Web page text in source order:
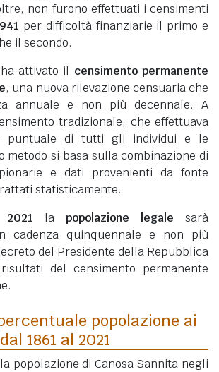
non furono effettuati i censimenti
per difficoltà finanziarie il primo e
il secondo.
attivato il censimento permanente
, una nuova rilevazione censuaria che
annuale e non più decennale. A
tradizionale, che effettuava
puntuale di tutti gli individui e le
metodo si basa sulla combinazione di
e dati provenienti da fonte
statisticamente.
2021 la popolazione legale sarà
cadenza quinquennale e non più
del Presidente della Repubblica
del censimento permanente
popolazione ai
1861 al 2021
popolazione di Canosa Sannita negli